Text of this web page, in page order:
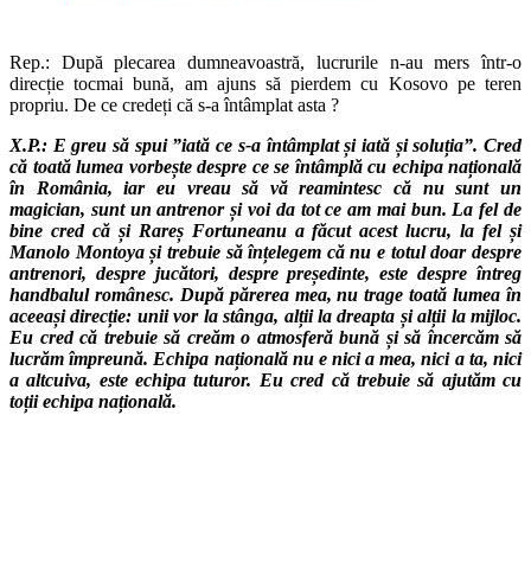
Rep.: După plecarea dumneavoastră, lucrurile n-au mers într-o
direcție tocmai bună, am ajuns să pierdem cu Kosovo pe teren
propriu. De ce credeți că s-a întâmplat asta ?
X.P.: E greu să spui ”iată ce s-a întâmplat și iată și soluția”. Cred
că toată lumea vorbește despre ce se întâmplă cu echipa națională
în România, iar eu vreau să vă reamintesc că nu sunt un
magician, sunt un antrenor și voi da tot ce am mai bun. La fel de
bine cred că și Rareș Fortuneanu a făcut acest lucru, la fel și
Manolo Montoya și trebuie să înțelegem că nu e totul doar despre
antrenori, despre jucători, despre președinte, este despre întreg
handbalul românesc. După părerea mea, nu trage toată lumea în
aceeași direcție: unii vor la stânga, alții la dreapta și alții la mijloc.
Eu cred că trebuie să creăm o atmosferă bună și să încercăm să
lucrăm împreună. Echipa națională nu e nici a mea, nici a ta, nici
a altcuiva, este echipa tuturor. Eu cred că trebuie să ajutăm cu
toții echipa națională.